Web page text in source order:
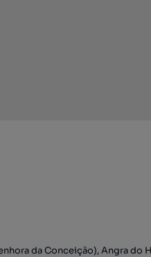
da Conceição), Angra do